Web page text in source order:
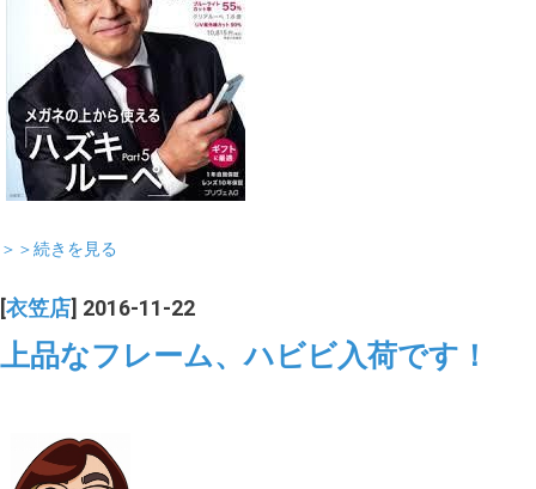
＞＞続きを見る
衣笠店 ] 2016-11-22
上品なフレーム、ハビビ入荷です！